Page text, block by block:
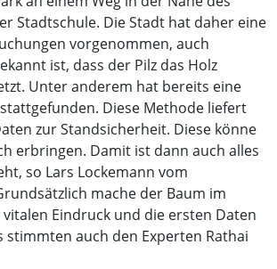
Stadtschule. Die Stadt hat daher eine
vorgenommen, auch
ist, dass der Pilz das Holz
Unter anderem hat bereits eine
Diese Methode liefert
zur Standsicherheit. Diese könne
erbringen. Damit ist dann auch alles
so Lars Lockemann vom
mache der Baum im
Eindruck und die ersten Daten
stimmten auch den Experten Rathai